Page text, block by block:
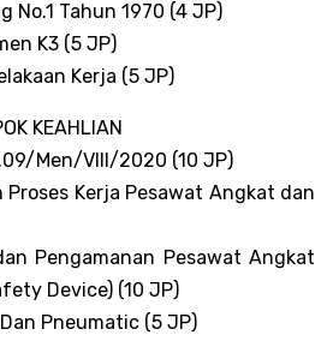
No.1 Tahun 1970 (4 JP)
K3 (5 JP)
Kerja (5 JP)
KEAHLIAN
Men/VIII/2020 (10 JP)
Kerja Pesawat Angkat dan
Pengamanan Pesawat Angkat
Device) (10 JP)
Pneumatic (5 JP)